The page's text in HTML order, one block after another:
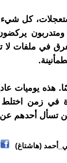
كل شيء
ومتدربون
في ملفات لا
هذه يوميات
زمن اختلط
تسأل أحدهم عن
(هاشتاغ)